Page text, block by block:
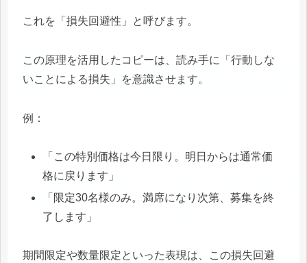
これを「損失回避性」と呼びます。
この原理を活用したコピーは、読み手に「行動しな
いことによる損失」を意識させます。
例：
「この特別価格は今日限り。明日からは通常価
格に戻ります」
「限定30名様のみ。満席になり次第、募集を終
了します」
期間限定や数量限定といった表現は、この損失回避